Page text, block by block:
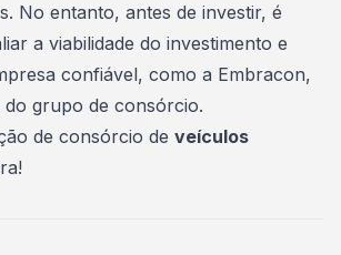
No entanto, antes de investir, é
a viabilidade do investimento e
confiável, como a Embracon,
grupo de consórcio.
de consórcio de veículos